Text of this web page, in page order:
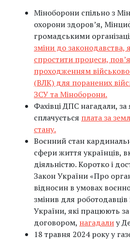
Міноборони спільно з
охорони здоров’я,
громадськими
зміни до законодавства,
спростити процеси,
проходженням військово-
(ВЛК) для поранених
ЗСУ та Міноборони.
Фахівці ДПС нагадали, за
сплачується плата за
стану.
Воєнний стан
сфери життя українців,
діяльністю. Коротко і
Закон України «Про
відносин в умовах
змінив для роботодавців
України, які працюють
договором, нагадалиу
18 травня 2024 року у